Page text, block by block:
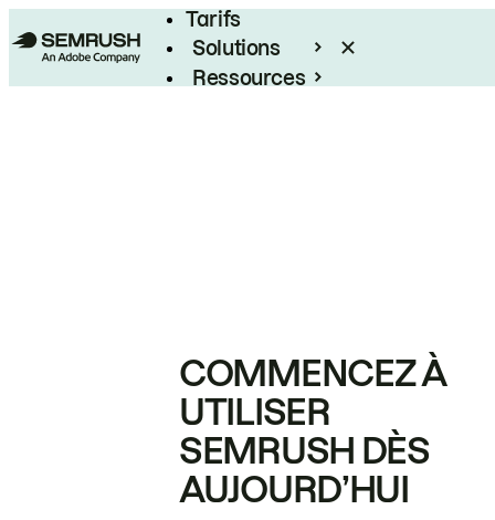
Tarifs
Solutions
Ressources
COMMENCEZ À
UTILISER
SEMRUSH DÈS
AUJOURD’HUI